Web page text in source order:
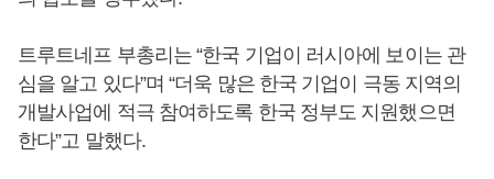
트루트네프 부총리는 “한국 기업이 러시아에 보이는 관
심을 알고 있다”며 “더욱 많은 한국 기업이 극동 지역의
개발사업에 적극 참여하도록 한국 정부도 지원했으면
한다”고 말했다.